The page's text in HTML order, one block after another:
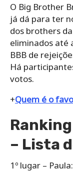
O Big Brother
já dá para ter
dos brothers
eliminados até
BBB de
Há
votos.
+Quem é o
– Lista
1º lugar –